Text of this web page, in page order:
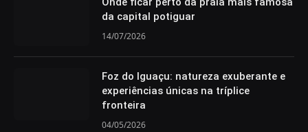
da capital potiguar
14/07/2026
Foz do Iguaçu: natureza exuberante e
experiências únicas na tríplice
fronteira
04/05/2026